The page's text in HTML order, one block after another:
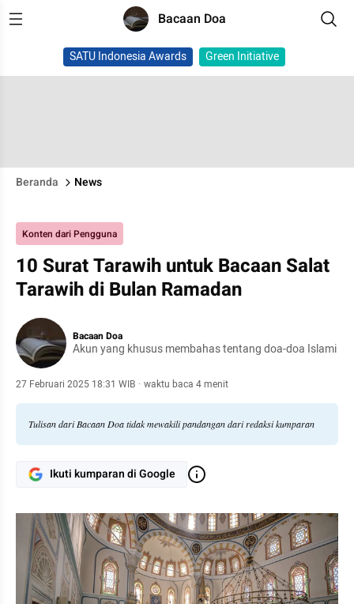
Bacaan Doa
SATU Indonesia Awards Green Initiative
Beranda News
Konten dari Pengguna
10 Surat Tarawih untuk Bacaan Salat
Tarawih di Bulan Ramadan
Bacaan Doa
Akun yang khusus membahas tentang doa-doa Islami
27 Februari 2025 18:31 WIB · waktu baca 4 menit
Tulisan dari Bacaan Doa tidak mewakili pandangan dari redaksi kumparan
Ikuti kumparan di Google